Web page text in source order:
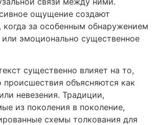
ощущение создают
когда за особенным обнаружением
эмоционально существенное
существенно влияет на то,
объясняются как
невезения. Традиции,
из поколения в поколение,
схемы толкования для